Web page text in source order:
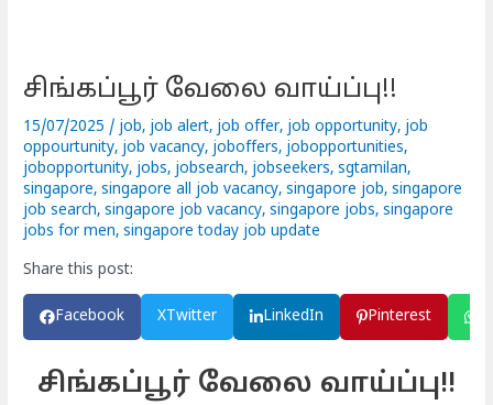
சிங்கப்பூர் வேலை வாய்ப்பு!!
15/07/2025 / job, job alert, job offer, job opportunity, job
oppourtunity, job vacancy, joboffers, jobopportunities,
jobopportunity, jobs, jobsearch, jobseekers,sgtamilan,
singapore,singapore all job vacancy,singapore job,singapore
job search,singapore job vacancy,singapore jobs,singapore
jobs for men,singapore today job update
Share this post:
Facebook XTwitter LinkedIn Pinterest
சிங்கப்பூர் வேலை வாய்ப்பு!!